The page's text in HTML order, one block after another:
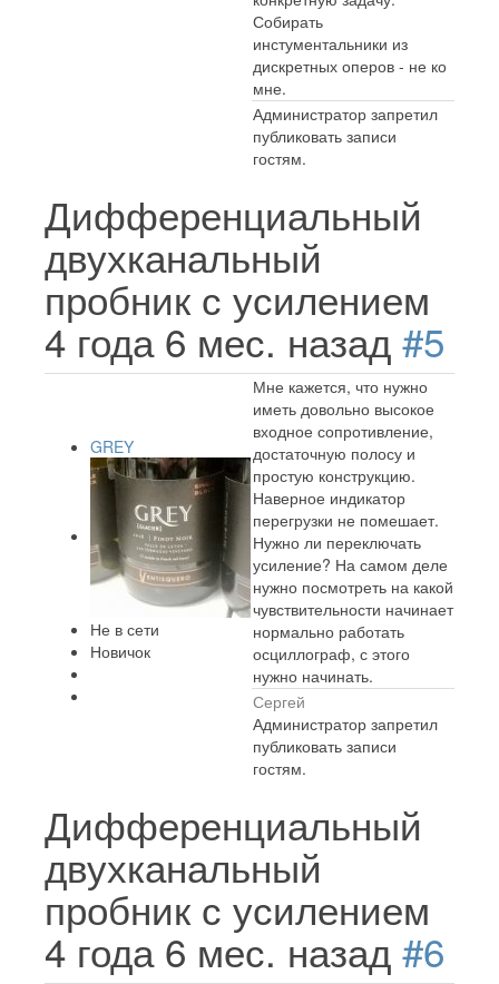
Собирать
инстументальники из
дискретных оперов - не ко
мне.
Администратор запретил
публиковать записи
гостям.
Дифференциальный
двухканальный
пробник с усилением
4 года 6 мес. назад #5
GREY
Не в сети
Новичок
Мне кажется, что нужно
иметь довольно высокое
входное сопротивление,
достаточную полосу и
простую конструкцию.
Наверное индикатор
перегрузки не помешает.
Нужно ли переключать
усиление? На самом деле
нужно посмотреть на какой
чувствительности начинает
нормально работать
осциллограф, с этого
нужно начинать.
Сергей
Администратор запретил
публиковать записи
гостям.
Дифференциальный
двухканальный
пробник с усилением
4 года 6 мес. назад #6